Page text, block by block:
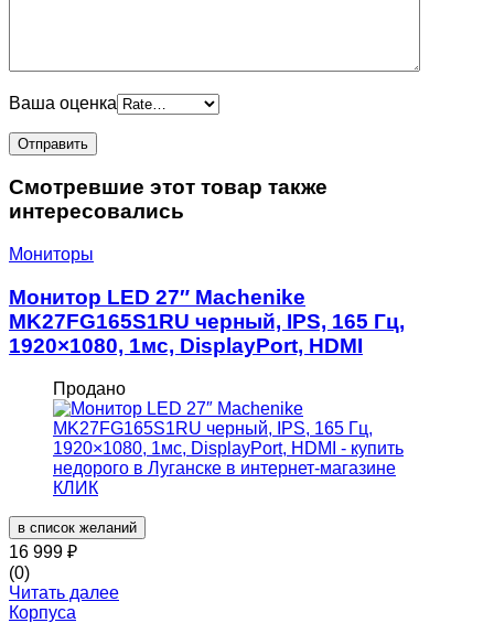
Ваша оценка
Смотревшие этот товар также
интересовались
Мониторы
Монитор LED 27″ Machenike
MK27FG165S1RU черный, IPS, 165 Гц,
1920×1080, 1мс, DisplayPort, HDMI
Продано
в список желаний
16 999 ₽
(0)
Читать далее
Корпуса